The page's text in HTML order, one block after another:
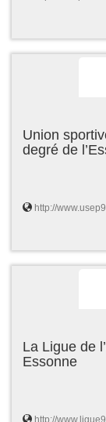
Union
degré de
http://
La Ligue de
Essonne
http://